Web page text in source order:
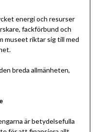
energi och resurser
fackförbund och
museet riktar sig till med
breda allmänheten,
är betydelsefulla